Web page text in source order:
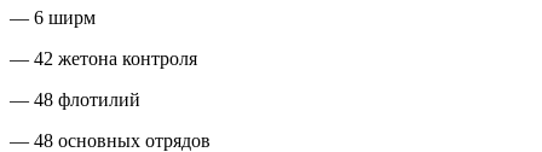
— 6 ширм
— 42 жетона контроля
— 48 флотилий
— 48 основных отрядов